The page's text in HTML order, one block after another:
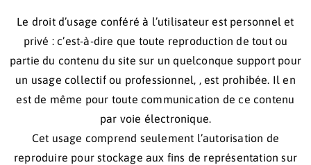
Le droit d’usage conféré à l’utilisateur est personnel et
privé : c’est-à-dire que toute reproduction de tout ou
partie du contenu du site sur un quelconque support pour
un usage collectif ou professionnel, , est prohibée. Il en
est de même pour toute communication de ce contenu
par voie électronique.
Cet usage comprend seulement l’autorisation de
reproduire pour stockage aux fins de représentation sur